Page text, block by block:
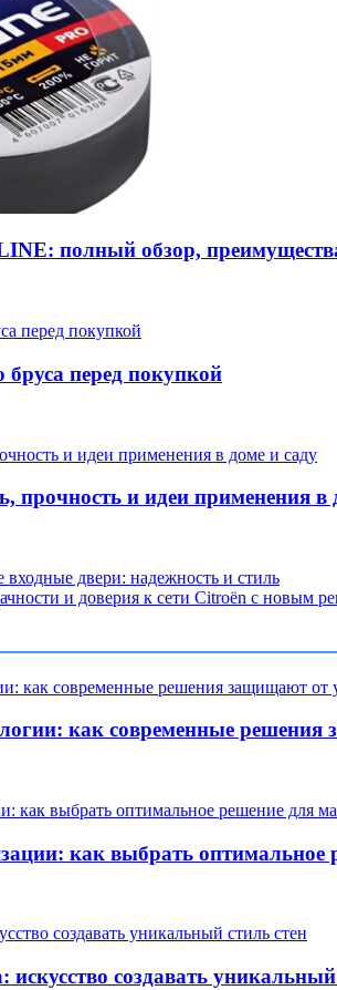
полный обзор,
бруса перед покупкой
прочность и идеи применения в
входные двери: надежность и стиль
и доверия к сети Citroën с новым
как современные решения
как выбрать
создавать уникальный